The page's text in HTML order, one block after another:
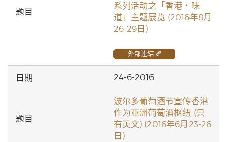
系列活动之「香港‧味
道」主题展览 (2016年8月
26-29日)
外部連結
24-6-2016
波尔多葡萄酒节宣传香港
作为亚洲葡萄酒枢纽 (只
有英文) (2016年6月23-26
日)